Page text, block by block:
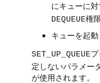
にキューに対
DEQUEUE権
キューを起動
SET_UP_QUEUE
定しないパラメー
が使用されます。